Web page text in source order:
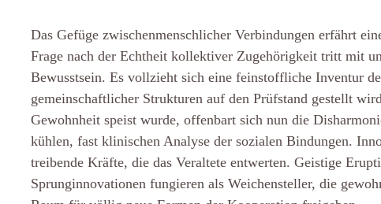
Das Gefüge zwischenmenschlicher Verbindungen erfährt
Frage nach der Echtheit kollektiver Zugehörigkeit tritt mit
Bewusstsein. Es vollzieht sich eine feinstoffliche Inventur
gemeinschaftlicher Strukturen auf den Prüfstand gestellt
Gewohnheit speist wurde, offenbart sich nun die
kühlen, fast klinischen Analyse der sozialen Bindungen.
treibende Kräfte, die das Veraltete entwerten. Geistige
Sprunginnovationen fungieren als Weichensteller, die